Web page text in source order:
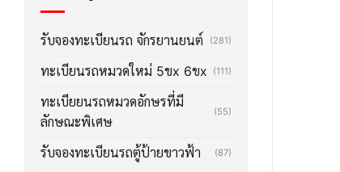
รับจองทะเบียนรถ จักรยานยนต์ (281)
ทะเบียนรถหมวดใหม่ 5ขx 6ขx (111)
ทะเบียยนรถหมวดอักษรที่มี
ลักษณะพิเศษ
(55)
รับจองทะเบียนรถตู้ป้ายขาวฟ้า (87)